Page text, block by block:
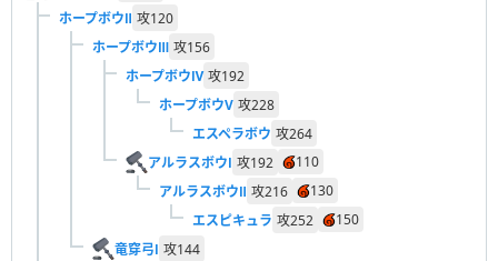
ホープボウⅡ 攻120
ホープボウⅢ 攻156
ホープボウⅣ 攻192
ホープボウV 攻228
エスペラボウ 攻264
アルラスボウⅠ 攻192
110
アルラスボウⅡ 攻216
130
エスピキュラ 攻252
150
竜穿弓Ⅰ 攻144